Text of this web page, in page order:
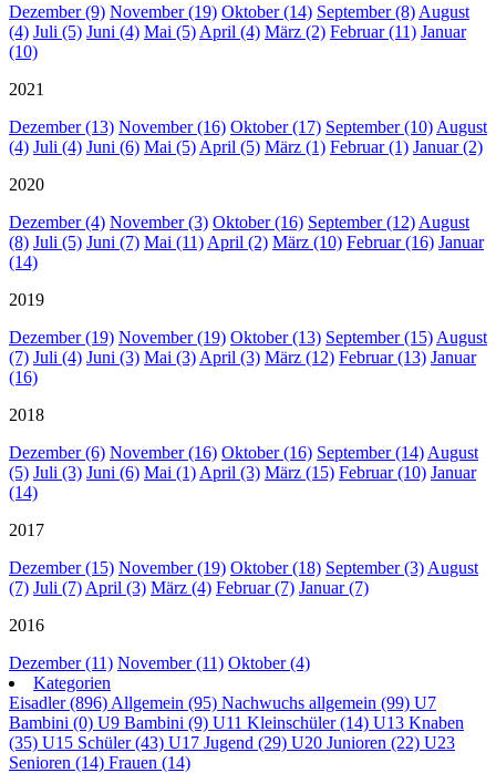
Dezember (9) November (19) Oktober (14) September (8) August
(4) Juli (5) Juni (4) Mai (5) April (4) März (2) Februar (11) Januar
(10)
2021
Dezember (13) November (16) Oktober (17) September (10) August
(4) Juli (4) Juni (6) Mai (5) April (5) März (1) Februar (1) Januar (2)
2020
Dezember (4) November (3) Oktober (16) September (12) August
(8) Juli (5) Juni (7) Mai (11) April (2) März (10) Februar (16) Januar
(14)
2019
Dezember (19) November (19) Oktober (13) September (15) August
(7) Juli (4) Juni (3) Mai (3) April (3) März (12) Februar (13) Januar
(16)
2018
Dezember (6) November (16) Oktober (16) September (14) August
(5) Juli (3) Juni (6) Mai (1) April (3) März (15) Februar (10) Januar
(14)
2017
Dezember (15) November (19) Oktober (18) September (3) August
(7) Juli (7) April (3) März (4) Februar (7) Januar (7)
2016
Dezember (11) November (11) Oktober (4)
Kategorien
Eisadler (896) Allgemein (95) Nachwuchs allgemein (99) U7
Bambini (0) U9 Bambini (9) U11 Kleinschüler (14) U13 Knaben
(35) U15 Schüler (43) U17 Jugend (29) U20 Junioren (22) U23
Senioren (14) Frauen (14)